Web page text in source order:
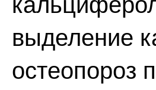
выделение
остеопороз